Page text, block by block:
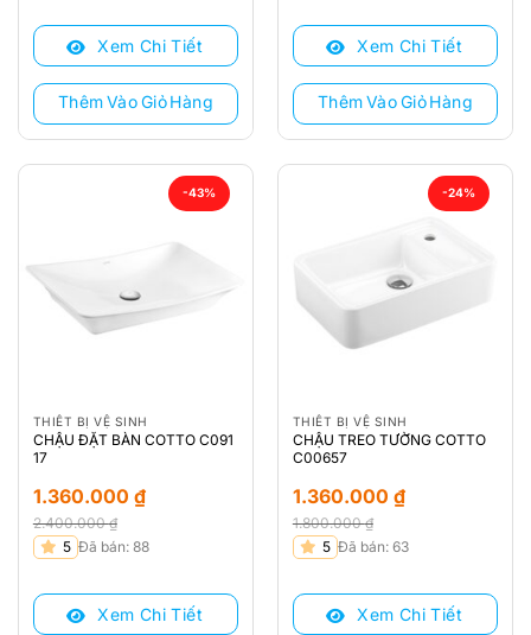
là:
1.800.000 ₫.
tại
1.360.000 ₫.
Xem Chi Tiết
Thêm Vào Giỏ Hàng
là:
1.800.000 ₫.
tại
1.360.000 ₫.
Xem Chi Tiết
Thêm Vào Giỏ Hàng
-43%
THIẾT BỊ VỆ SINH
CHẬU ĐẶT BÀN COTTO C091
17
2.400.000₫
Giá
là:
2.400.000 ₫.
1.360.000 ₫
Giá
tại
5 Đã bán: 88
Xem Chi Tiết
-24%
THIẾT BỊ VỆ SINH
CHẬU TREO TƯỜNG COTTO
C00657
1.800.000₫
Giá
là:
1.800.000 ₫.
1.360.000 ₫
Giá
tại
5 Đã bán: 63
Xem Chi Tiết